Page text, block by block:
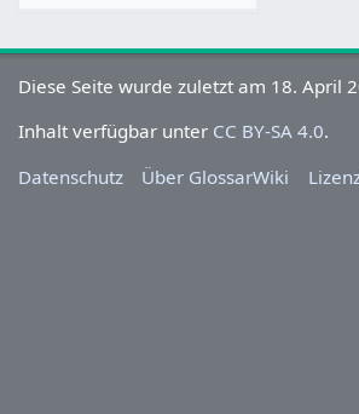
Diese Seite wurde zuletzt am 18. April
Inhalt verfügbar unter CC BY-SA 4.0.
Datenschutz
Über GlossarWiki